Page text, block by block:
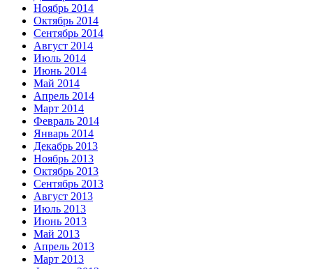
Ноябрь 2014
Октябрь 2014
Сентябрь 2014
Август 2014
Июль 2014
Июнь 2014
Май 2014
Апрель 2014
Март 2014
Февраль 2014
Январь 2014
Декабрь 2013
Ноябрь 2013
Октябрь 2013
Сентябрь 2013
Август 2013
Июль 2013
Июнь 2013
Май 2013
Апрель 2013
Март 2013